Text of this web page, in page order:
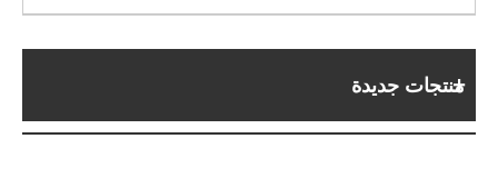
منتجات جديدة